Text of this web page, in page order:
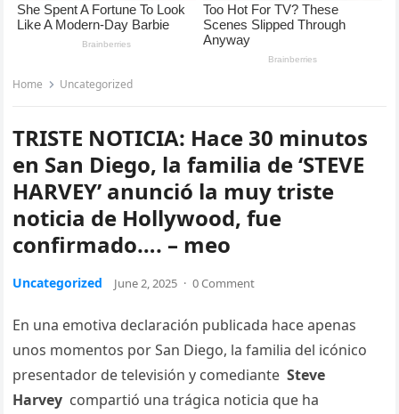
Home Uncategorized
TRISTE NOTICIA: Hace 30 minutos
en San Diego, la familia de ‘STEVE
HARVEY’ anunció la muy triste
noticia de Hollywood, fue
confirmado…. – meo
Uncategorized June 2, 2025 · 0 Comment
En una emotiva declaración publicada hace apenas
unos momentos por San Diego, la familia del icónico
presentador de televisión y comedianteSteve
Harvey compartió una trágica noticia que ha